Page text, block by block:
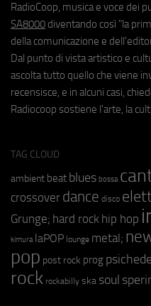
RadioCoop, musica e voce dei
SA8000 diventando così "la
della comunicazione e
Dal punto di vista artistico e
ascolta tutto quello che viene
recensisce, e in alcuni casi,
Radiocoop sostiene l'arte, la
TAG CLOUD
ambient beat blues bossa
crossover dance disco
Grunge; hard rock hip hop
kimura laPOP lounge metal;
pop post rock prog
rock rockabilly ska soul